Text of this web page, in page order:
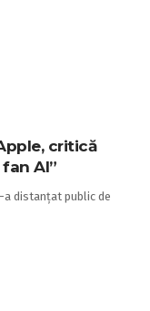
critică
AI”
distanțat public de